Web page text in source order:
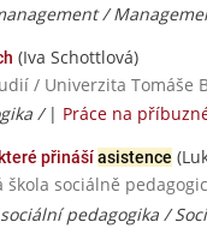
/
(Iva Schottlová)
/ Univerzita Tomáše
/ | Práce na
přinášíasistence
sociálně
pedagogika /